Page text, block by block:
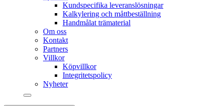
Kundspecifika leveranslösningar
Kalkylering och måttbeställning
Handmålat trämaterial
Om oss
Kontakt
Partners
Villkor
Köpvillkor
Integritetspolicy
Nyheter